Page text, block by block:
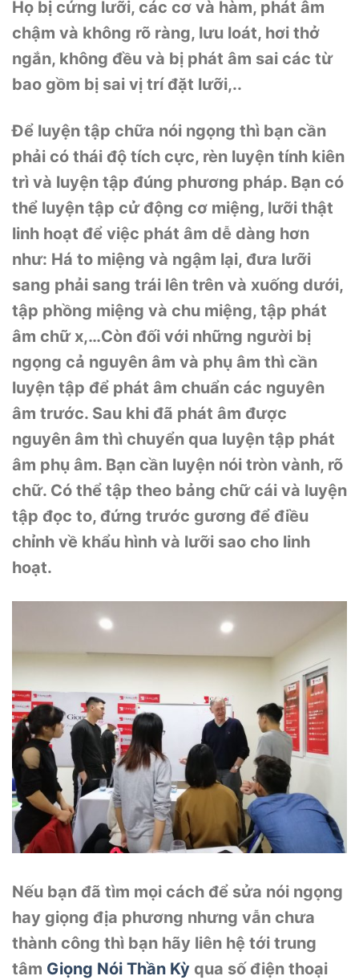
Họ bị cứng lưỡi, các cơ và hàm, phát âm
chậm và không rõ ràng, lưu loát, hơi thở
ngắn, không đều và bị phát âm sai các từ
bao gồm bị sai vị trí đặt lưỡi,..
Để luyện tập chữa nói ngọng thì bạn cần
phải có thái độ tích cực, rèn luyện tính kiên
trì và luyện tập đúng phương pháp. Bạn có
thể luyện tập cử động cơ miệng, lưỡi thật
linh hoạt để việc phát âm dễ dàng hơn
như: Há to miệng và ngậm lại, đưa lưỡi
sang phải sang trái lên trên và xuống dưới,
tập phồng miệng và chu miệng, tập phát
âm chữ x,…Còn đối với những người bị
ngọng cả nguyên âm và phụ âm thì cần
luyện tập để phát âm chuẩn các nguyên
âm trước. Sau khi đã phát âm được
nguyên âm thì chuyển qua luyện tập phát
âm phụ âm. Bạn cần luyện nói tròn vành, rõ
chữ. Có thể tập theo bảng chữ cái và luyện
tập đọc to, đứng trước gương để điều
chỉnh về khẩu hình và lưỡi sao cho linh
hoạt.
Nếu bạn đã tìm mọi cách để sửa nói ngọng
hay giọng địa phương nhưng vẫn chưa
thành công thì bạn hãy liên hệ tới trung
tâm Giọng Nói Thần Kỳ qua số điện thoại